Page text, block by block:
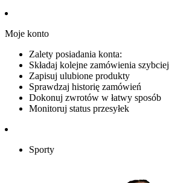
Moje konto
Zalety posiadania konta:
Składaj kolejne zamówienia szybciej
Zapisuj ulubione produkty
Sprawdzaj historię zamówień
Dokonuj zwrotów w łatwy sposób
Monitoruj status przesyłek
Sporty